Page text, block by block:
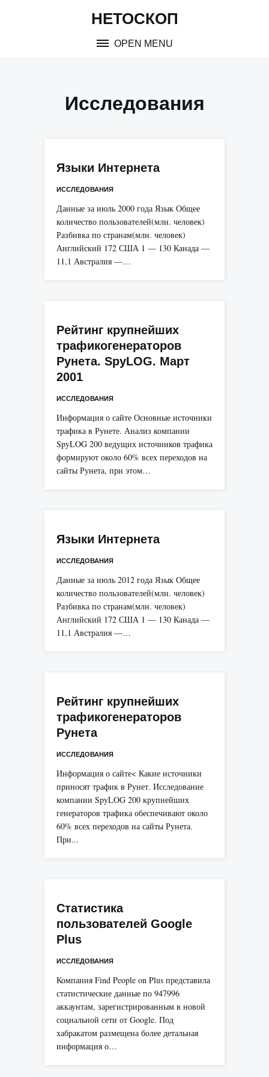
НЕТОСКОП
OPEN MENU
Исследования
Языки Интернета
ИССЛЕДОВАНИЯ
Данные за июль 2000 года Язык Общее
количество пользователей(млн. человек)
Разбивка по странам(млн. человек)
Английский 172 США 1 — 130 Канада —
11,1 Австралия —…
Рейтинг крупнейших
трафикогенераторов
Рунета. SpyLOG. Март
2001
ИССЛЕДОВАНИЯ
Информация о сайте Основные источники
трафика в Рунете. Анализ компании
SpyLOG 200 ведущих источников трафика
формируют около 60% всех переходов на
сайты Рунета, при этом…
Языки Интернета
ИССЛЕДОВАНИЯ
Данные за июль 2012 года Язык Общее
количество пользователей(млн. человек)
Разбивка по странам(млн. человек)
Английский 172 США 1 — 130 Канада —
11,1 Австралия —…
Рейтинг крупнейших
трафикогенераторов
Рунета
ИССЛЕДОВАНИЯ
Информация о сайте< Какие источники
приносят трафик в Рунет. Исследование
компании SpyLOG 200 крупнейших
генераторов трафика обеспечивают около
60% всех переходов на сайты Рунета.
При...
Статистика
пользователей Google
Plus
ИССЛЕДОВАНИЯ
Компания Find People on Plus представила
статистические данные по 947996
аккаунтам, зарегистрированным в новой
социальной сети от Google. Под
хабракатом размещена более детальная
информация о…